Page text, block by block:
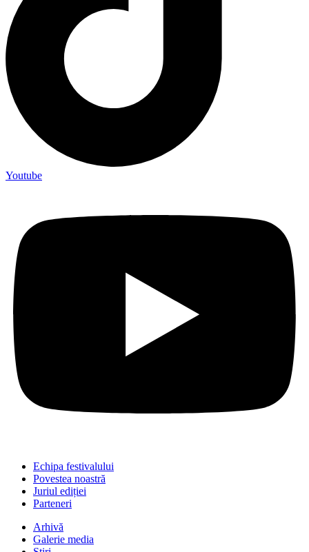
Youtube
Echipa festivalului
Povestea noastră
Juriul ediției
Parteneri
Arhivă
Galerie media